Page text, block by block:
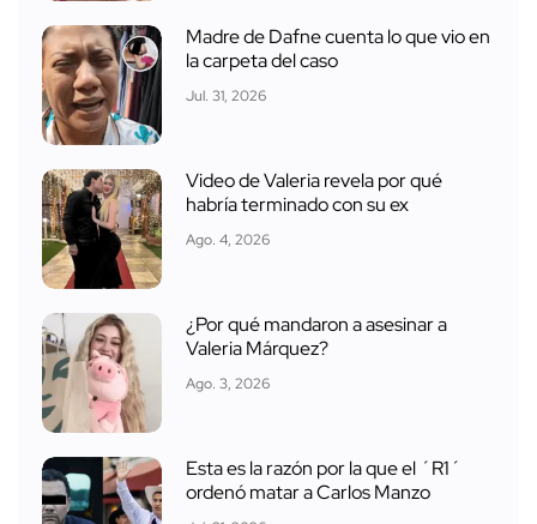
Madre de Dafne cuenta lo que vio en
la carpeta del caso
Jul. 31, 2026
Video de Valeria revela por qué
habría terminado con su ex
Ago. 4, 2026
¿Por qué mandaron a asesinar a
Valeria Márquez?
Ago. 3, 2026
Esta es la razón por la que el ´R1´
ordenó matar a Carlos Manzo